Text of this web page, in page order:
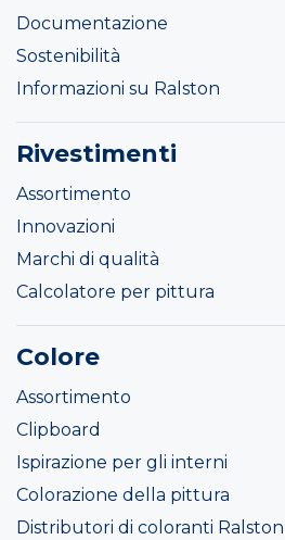
Documentazione
Sostenibilità
Informazioni su Ralston
Rivestimenti
Assortimento
Innovazioni
Marchi di qualità
Calcolatore per pittura
Colore
Assortimento
Clipboard
Ispirazione per gli interni
Colorazione della pittura
Distributori di coloranti Ralston